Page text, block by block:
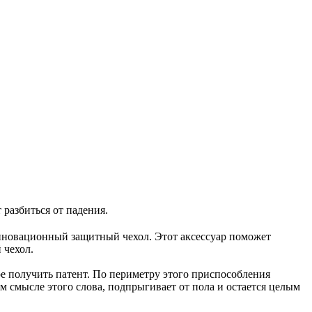
от падения.
защитный чехол. Этот аксессуар поможет
патент. По периметру этого приспособления
этого слова, подпрыгивает от пола и остается целым